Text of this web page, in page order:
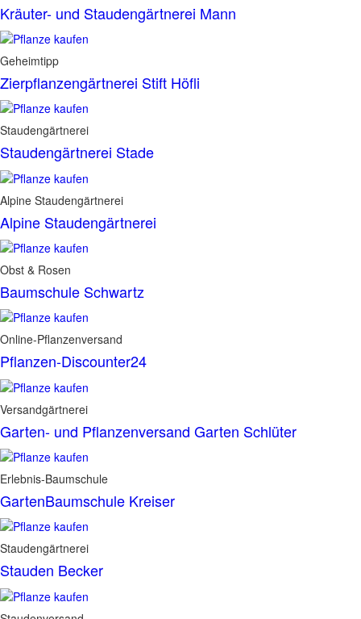
Kräuter- und Staudengärtnerei Mann
Geheimtipp
Zierpflanzengärtnerei Stift Höfli
Staudengärtnerei
Staudengärtnerei Stade
Alpine Staudengärtnerei
Alpine Staudengärtnerei
Obst & Rosen
Baumschule Schwartz
Online-Pflanzenversand
Pflanzen-Discounter24
Versandgärtnerei
Garten- und Pflanzenversand Garten Schlüter
Erlebnis-Baumschule
GartenBaumschule Kreiser
Staudengärtnerei
Stauden Becker